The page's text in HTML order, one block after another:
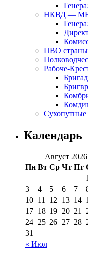
НКВД —
ПВО страны
Рабоче-
Сухопутные
Календарь
Август 2026
Пн Вт Ср Чт Пт
« Июл
1
3
4 5 6 7
10 11 12 13 14
17 18 19 20 21
24 25 26 27 28
31